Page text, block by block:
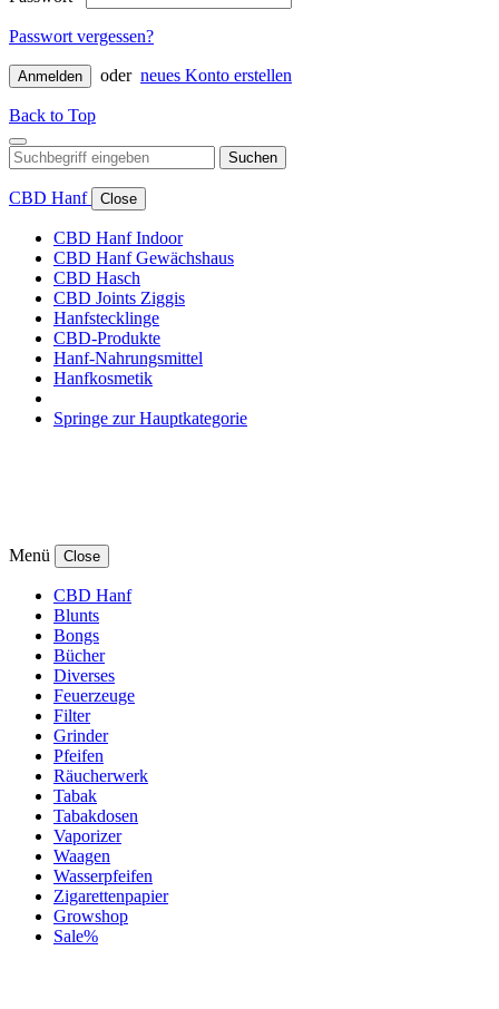
Passwort vergessen?
Anmelden oder neues Konto erstellen
Back to Top
Suchen
CBD Hanf Close
CBD Hanf Indoor
CBD Hanf Gewächshaus
CBD Hasch
CBD Joints Ziggis
Hanfstecklinge
CBD-Produkte
Hanf-Nahrungsmittel
Hanfkosmetik
Springe zur Hauptkategorie
Menü Close
CBD Hanf
Blunts
Bongs
Bücher
Diverses
Feuerzeuge
Filter
Grinder
Pfeifen
Räucherwerk
Tabak
Tabakdosen
Vaporizer
Waagen
Wasserpfeifen
Zigarettenpapier
Growshop
Sale%